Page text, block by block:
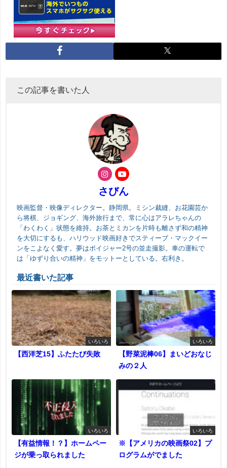
この記事を書いた人
さびん
映画監督・映像ディレクター。静岡県。ミシン裁縫、お花園芸か
ら将棋、ジョギング、海外旅行まで、常に心はアラレちゃんの
「わくわく」状態を維持。お茶とミカンを片時も離さず和の精神
を大切にするも、ハリウッド映画好きでスティーブ・マックイー
ンをこよなく愛す。夢はボイジャー2号の並走撮影。車の運転で
は「ゆずり合いの精神」をモットーとしている。右利き。
最近書いた記事
いろいろ
【西洋芝15】ふたたび失敗
いろいろ
【野菜泥棒06】まいどおなじ
みの２人
いろいろ
【有益情報！？】ホームペー
ジが乗っ取られました
いろいろ
※【アメリカの映画祭02】プ
ログラムがでました